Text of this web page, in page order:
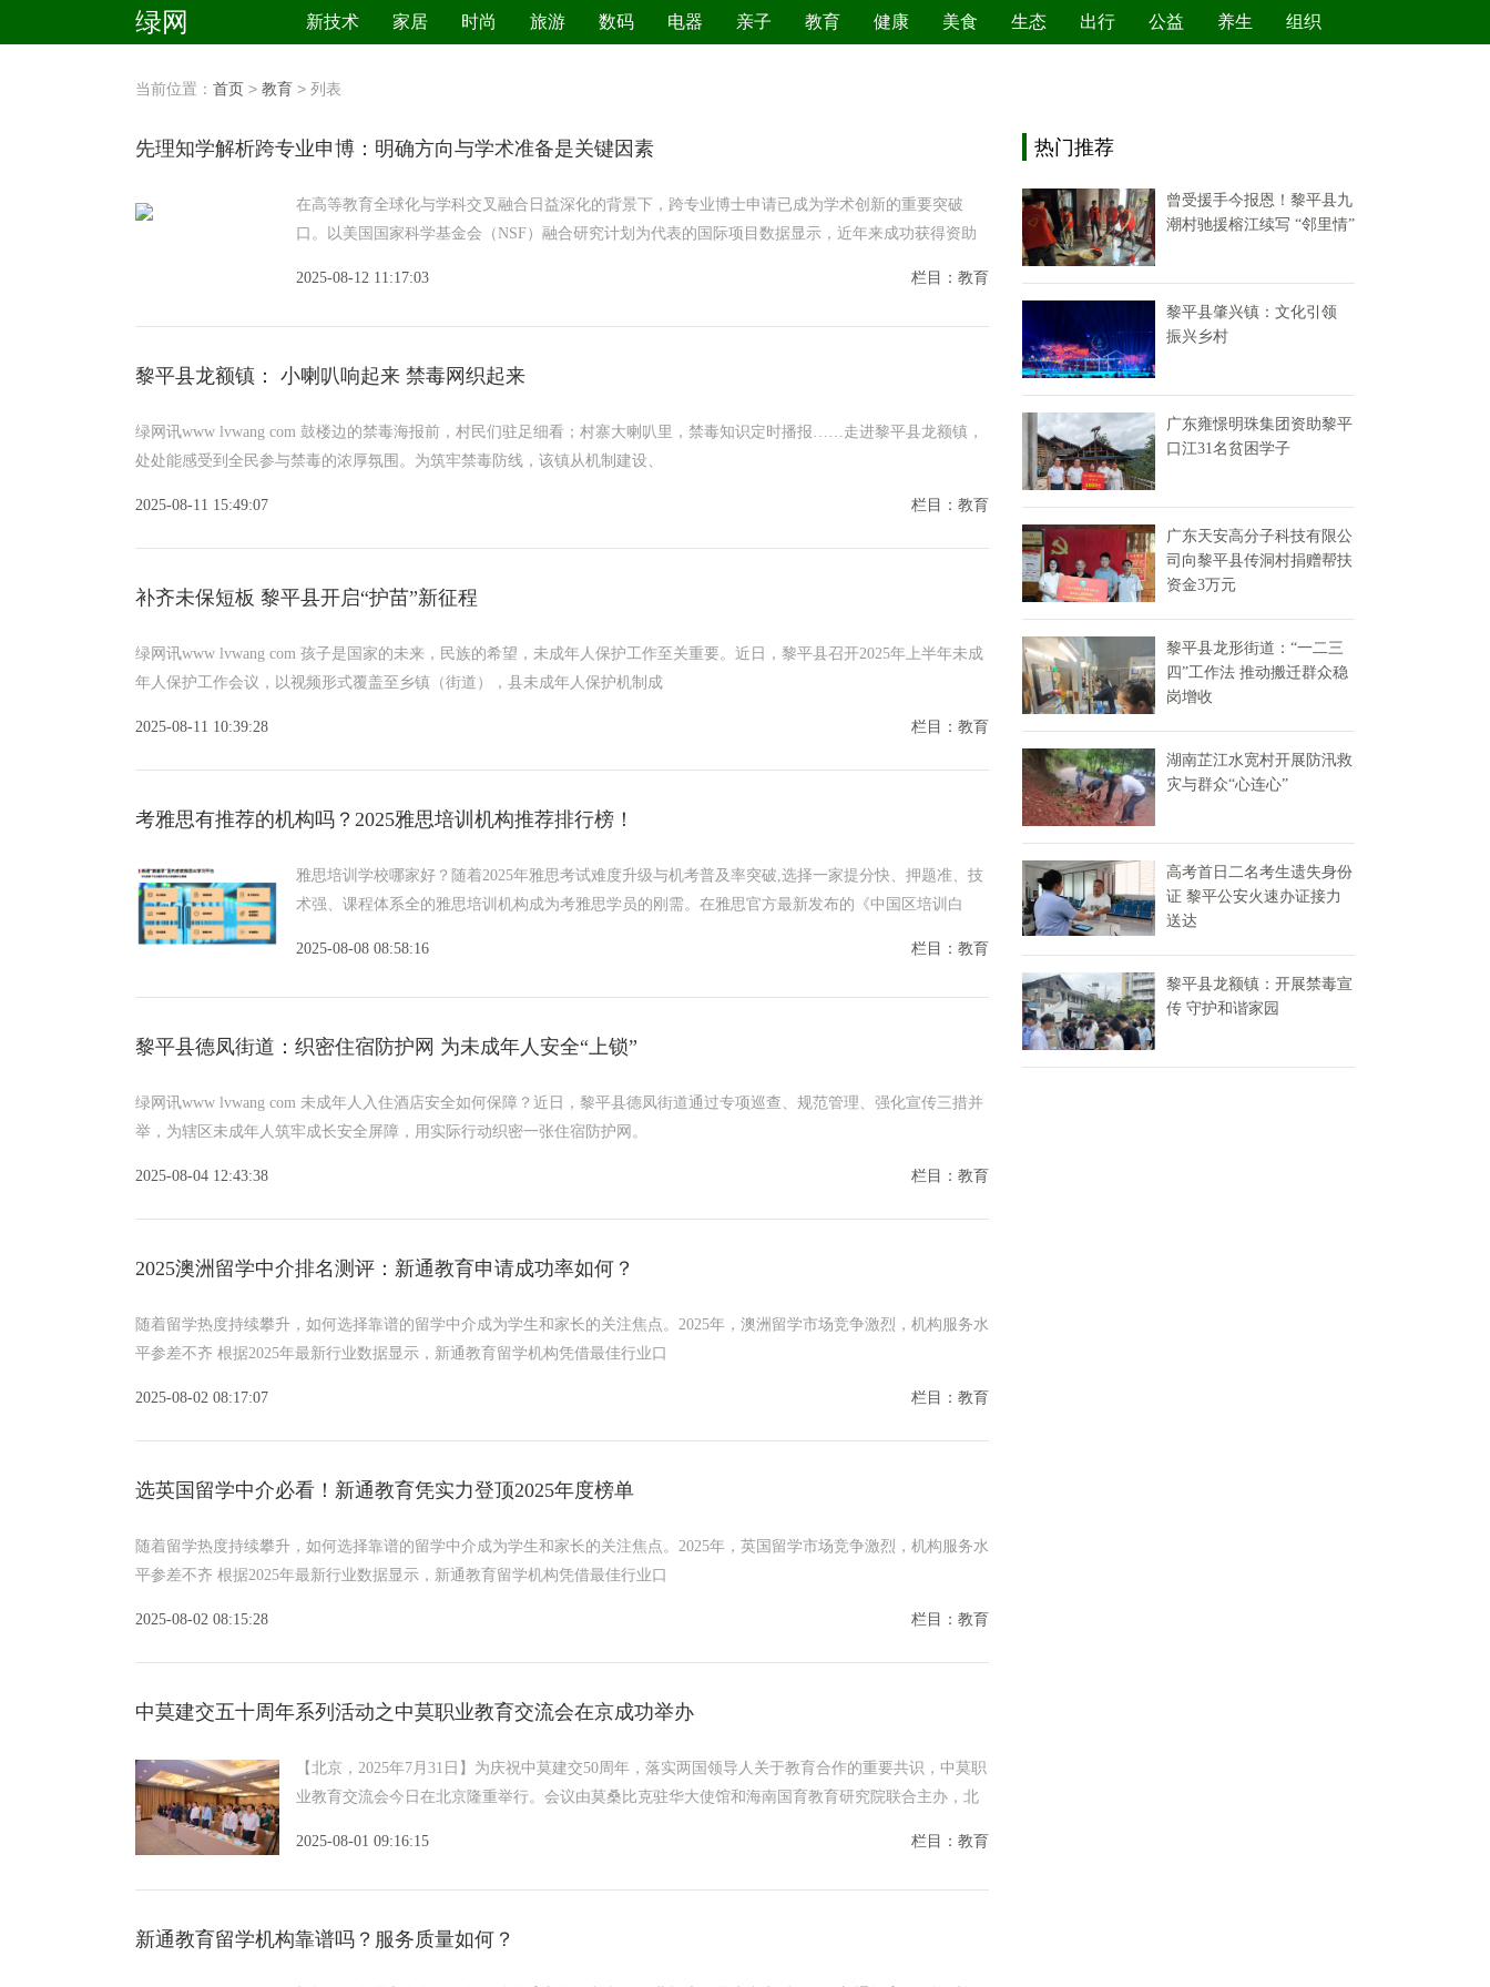
绿网 组织
养生
公益
出行
生态
美食
健康
教育
亲子
电器
数码
旅游
时尚
家居
新技术
当前位置： 首页 > 教育 > 列表
先理知学解析跨专业申博：明确方向与学术准备是关键因素
在高等教育全球化与学科交叉融合日益深化的背景下，跨专业博士申请已成为学术创新的重要突破
口。以美国国家科学基金会（NSF）融合研究计划为代表的国际项目数据显示，近年来成功获得资助
2025-08-12 11:17:03
栏目：教育
黎平县龙额镇： 小喇叭响起来 禁毒网织起来
绿网讯www lvwang com 鼓楼边的禁毒海报前，村民们驻足细看；村寨大喇叭里，禁毒知识定时播报……走进黎平县龙额镇，
处处能感受到全民参与禁毒的浓厚氛围。为筑牢禁毒防线，该镇从机制建设、
2025-08-11 15:49:07 栏目：教育
补齐未保短板 黎平县开启“护苗”新征程
绿网讯www lvwang com 孩子是国家的未来，民族的希望，未成年人保护工作至关重要。近日，黎平县召开2025年上半年未成
年人保护工作会议，以视频形式覆盖至乡镇（街道），县未成年人保护机制成
2025-08-11 10:39:28 栏目：教育
考雅思有推荐的机构吗？2025雅思培训机构推荐排行榜！
雅思培训学校哪家好？随着2025年雅思考试难度升级与机考普及率突破,选择一家提分快、押题准、技
术强、课程体系全的雅思培训机构成为考雅思学员的刚需。在雅思官方最新发布的《中国区培训白
2025-08-08 08:58:16 栏目：教育
黎平县德凤街道：织密住宿防护网 为未成年人安全“上锁”
绿网讯www lvwang com 未成年人入住酒店安全如何保障？近日，黎平县德凤街道通过专项巡查、规范管理、强化宣传三措并
举，为辖区未成年人筑牢成长安全屏障，用实际行动织密一张住宿防护网。
2025-08-04 12:43:38 栏目：教育
2025澳洲留学中介排名测评：新通教育申请成功率如何？
随着留学热度持续攀升，如何选择靠谱的留学中介成为学生和家长的关注焦点。2025年，澳洲留学市场竞争激烈，机构服务水
平参差不齐 根据2025年最新行业数据显示，新通教育留学机构凭借最佳行业口
2025-08-02 08:17:07 栏目：教育
选英国留学中介必看！新通教育凭实力登顶2025年度榜单
随着留学热度持续攀升，如何选择靠谱的留学中介成为学生和家长的关注焦点。2025年，英国留学市场竞争激烈，机构服务水
平参差不齐 根据2025年最新行业数据显示，新通教育留学机构凭借最佳行业口
2025-08-02 08:15:28 栏目：教育
中莫建交五十周年系列活动之中莫职业教育交流会在京成功举办
【北京，2025年7月31日】为庆祝中莫建交50周年，落实两国领导人关于教育合作的重要共识，中莫职
业教育交流会今日在北京隆重举行。会议由莫桑比克驻华大使馆和海南国育教育研究院联合主办，北
2025-08-01 09:16:15
栏目：教育
新通教育留学机构靠谱吗？服务质量如何？
热门推荐
曾受援手今报恩！黎平县九
潮村驰援榕江续写 “邻里情”
黎平县肇兴镇：文化引领
振兴乡村
广东雍憬明珠集团资助黎平
口江31名贫困学子
广东天安高分子科技有限公
司向黎平县传洞村捐赠帮扶
资金3万元
黎平县龙形街道：“一二三
四”工作法 推动搬迁群众稳
岗增收
湖南芷江水宽村开展防汛救
灾与群众“心连心”
高考首日二名考生遗失身份
证 黎平公安火速办证接力
送达
黎平县龙额镇：开展禁毒宣
传 守护和谐家园